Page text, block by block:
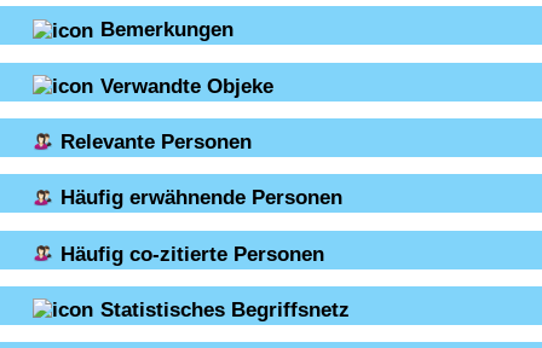
Bemerkungen
Verwandte Objeke
Relevante Personen
Häufig erwähnende Personen
Häufig co-zitierte Personen
Statistisches Begriffsnetz